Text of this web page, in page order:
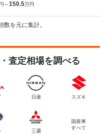
～150.5万円
を元に集計。
査定相場を調べる
日産 スズキ
三菱
国産車
すべて